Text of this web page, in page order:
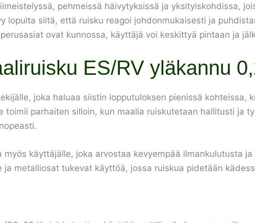
pehmeissä häivytyksissä ja yksityiskohdissa,
lopulta siitä, että ruisku reagoi johdonmukaisesti ja
ovat kunnossa, käyttäjä voi keskittyä pintaan ja
ES/RV yläkannu
joka haluaa siistin lopputuloksen pienissä kohteissa,
toimii parhaiten silloin, kun maalia ruiskutetaan hallitusti ja
myös käyttäjälle, joka arvostaa kevyempää ilmankulutusta
ja metalliosat tukevat käyttöä, jossa ruiskua pidetään